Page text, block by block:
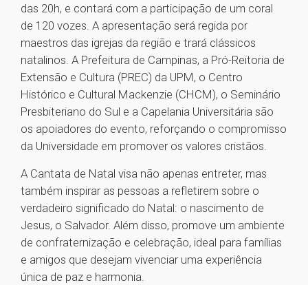
das 20h, e contará com a participação de um coral
de 120 vozes. A apresentação será regida por
maestros das igrejas da região e trará clássicos
natalinos. A Prefeitura de Campinas, a Pró-Reitoria de
Extensão e Cultura (PREC) da UPM, o Centro
Histórico e Cultural Mackenzie (CHCM), o Seminário
Presbiteriano do Sul e a Capelania Universitária são
os apoiadores do evento, reforçando o compromisso
da Universidade em promover os valores cristãos.
A Cantata de Natal visa não apenas entreter, mas
também inspirar as pessoas a refletirem sobre o
verdadeiro significado do Natal: o nascimento de
Jesus, o Salvador. Além disso, promove um ambiente
de confraternização e celebração, ideal para famílias
e amigos que desejam vivenciar uma experiência
única de paz e harmonia.